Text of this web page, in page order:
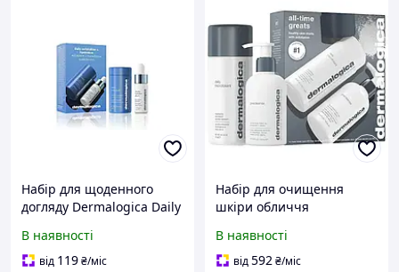
Набір для щоденного
догляду Dermalogica Daily
Щоденна ексфоліація та
зволоження шкіри
В наявності
від 119₴/міс
Набір для очищення
шкіри обличчя
Greats Set
В наявності
від592₴/міс